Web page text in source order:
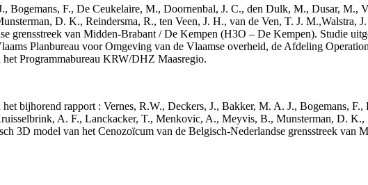
Bogemans, F., De Ceukelaire, M., Doornenbal, J. C., den Dulk, M., Dusar, M.,
D. K., Reindersma, R., ten Veen, J. H., van de Ven, T. J. M.,Walstra,
grensstreek van Midden-Brabant / De Kempen (H3O – De Kempen). Studie
Planbureau voor Omgeving van de Vlaamse overheid, de Afdeling
Programmabureau KRW/DHZ Maasregio.
bijhorend rapport : Vernes, R.W., Deckers, J., Bakker, M. A. J., Bogemans,
A. F., Lanckacker, T., Menkovic, A., Meyvis, B., Munsterman, D. K.,
3D model van het Cenozoïcum van de Belgisch-Nederlandse grensstreek van